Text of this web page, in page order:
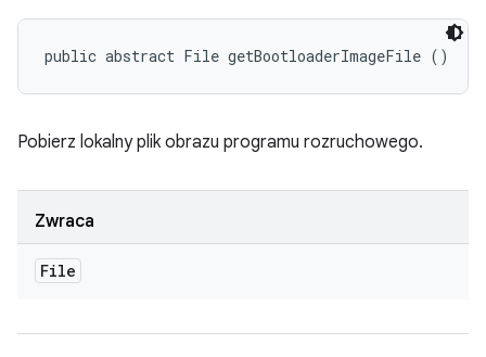
public abstract File getBootloaderImageFile ()
Pobierz lokalny plik obrazu programu rozruchowego.
Zwraca
File